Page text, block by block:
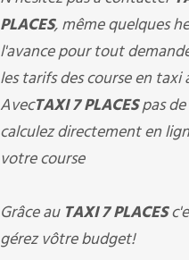
PLACES, même quelques
l'avance pour tout
les tarifs des course en taxi
AvecTAXI 7 PLACESpas de
calculez directement en
votre course
Grâce au TAXI 7 PLACES
gérez vôtre budget!